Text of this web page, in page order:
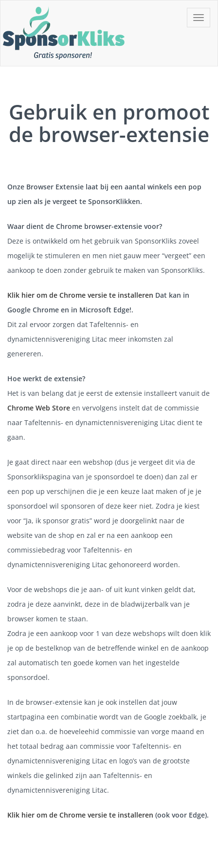
content
Toggle
Gebruik en promoot
de browser-extensie
Onze Browser Extensie laat bij een aantal winkels een pop
up zien als je vergeet te SponsorKlikken.
Waar dient de Chrome browser-extensie voor?
Deze is ontwikkeld om het gebruik van SponsorKliks zoveel
mogelijk te stimuleren en men niet gauw meer “vergeet” een
aankoop te doen zonder gebruik te maken van SponsorKliks.
Klik hier om de Chrome versie te installeren Dat kan in
Google Chrome en in Microsoft Edge!.
Dit zal ervoor zorgen dat Tafeltennis- en
dynamictennisvereniging Litac meer inkomsten zal
genereren.
Hoe werkt de extensie?
Het is van belang dat je eerst de extensie installeert vanuit de
Chrome Web Store en vervolgens instelt dat de commissie
naar Tafeltennis- en dynamictennisvereniging Litac dient te
gaan.
Je gaat direct naar een webshop (dus je vergeet dit via de
Sponsorklikspagina van je sponsordoel te doen) dan zal er
een pop up verschijnen die je een keuze laat maken of je je
sponsordoel wil sponsoren of deze keer niet. Zodra je kiest
voor “Ja, ik sponsor gratis” word je doorgelinkt naar de
website van de shop en zal er na een aankoop een
commissiebedrag voor Tafeltennis- en
dynamictennisvereniging Litac gehonoreerd worden.
Voor de webshops die je aan- of uit kunt vinken geldt dat,
zodra je deze aanvinkt, deze in de bladwijzerbalk van je
browser komen te staan.
Zodra je een aankoop voor 1 van deze webshops wilt doen klik
je op de bestelknop van de betreffende winkel en de aankoop
zal automatisch ten goede komen van het ingestelde
sponsordoel.
In de browser-extensie kan je ook instellen dat jouw
startpagina een combinatie wordt van de Google zoekbalk, je
ziet dan o.a. de hoeveleehid commissie van vorge maand en
het totaal bedrag aan commissie voor Tafeltennis- en
dynamictennisvereniging Litac en logo’s van de grootste
winkels die gelinked zijn aan Tafeltennis- en
dynamictennisvereniging Litac.
Klik hier om de Chrome versie te installeren (ook voor Edge).